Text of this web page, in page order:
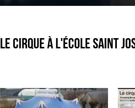
Le cirque à l'école Saint